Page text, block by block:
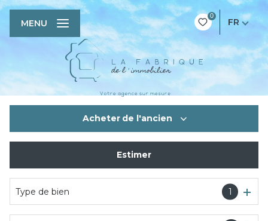
0
FR
MENU
Acheter de l'ancien
Estimer
Type de bien 1